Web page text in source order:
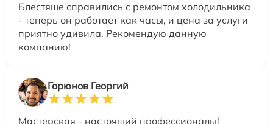
Блестяще справились с ремонтом холодильника
- теперь он работает как часы, и цена за услуги
приятно удивила. Рекомендую данную
компанию!
Горюнов Георгий
Мастерская - настоящий профессионалы!